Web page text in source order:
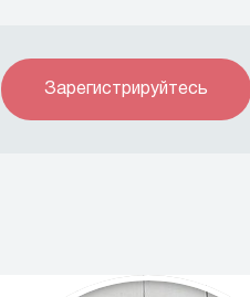
Зарегистрируйтесь